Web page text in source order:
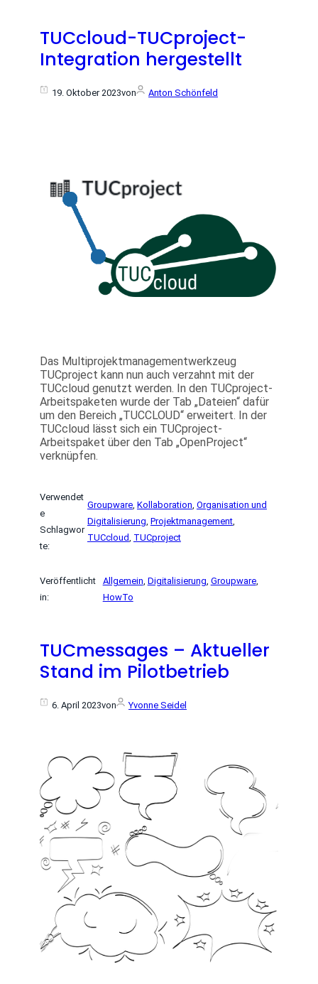
TUCcloud-TUCproject-
Integration hergestellt
19. Oktober 2023von Anton Schönfeld
Das Multiprojektmanagementwerkzeug
TUCproject kann nun auch verzahnt mit der
TUCcloud genutzt werden. In den TUCproject-
Arbeitspaketen wurde der Tab „Dateien“ dafür
um den Bereich „TUCCLOUD“ erweitert. In der
TUCcloud lässt sich ein TUCproject-
Arbeitspaket über den Tab „OpenProject“
verknüpfen.
Verwendet
e
Schlagwor
te:
Groupware, Kollaboration, Organisation und
Digitalisierung, Projektmanagement
TUCcloud, TUCproject
Veröffentlicht
in:
Allgemein Digitalisierung Groupware
HowTo
TUCmessages – Aktueller
Stand im Pilotbetrieb
6. April 2023von Yvonne Seidel